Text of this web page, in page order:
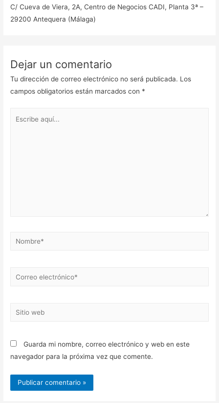
C/ Cueva de Viera, 2A, Centro de Negocios CADI, Planta 3ª –
29200 Antequera (Málaga)
Dejar un comentario
Tu dirección de correo electrónico no será publicada. Los
campos obligatorios están marcados con *
Nombre*
Correo
Sitio
Guarda mi nombre, correo electrónico y web en este
navegador para la próxima vez que comente.